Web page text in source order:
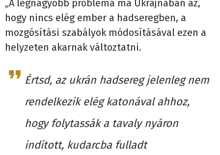
„A legnagyobb probléma ma Ukrajnában az,
hogy nincs elég ember a hadseregben, a
mozgósítási szabályok módosításával ezen a
helyzeten akarnak változtatni.
Értsd, az ukrán hadsereg jelenleg nem
rendelkezik elég katonával ahhoz,
hogy folytassák a tavaly nyáron
indított, kudarcba fulladt